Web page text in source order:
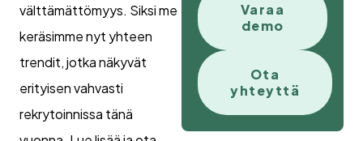
välttämättömyys. Siksi me
keräsimme nyt yhteen
trendit, jotka näkyvät
erityisen vahvasti
rekrytoinnissa tänä
Varaa
demo
Ota
yhteyttä